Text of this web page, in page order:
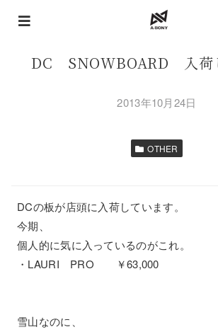
DC SNOWBOARD 入荷
2013年10月24日
OTHER
DCの板が店頭に入荷しています。
今期、
個人的に気に入っているのがこれ。
・LAURI PRO ￥63,000
雪山なのに、